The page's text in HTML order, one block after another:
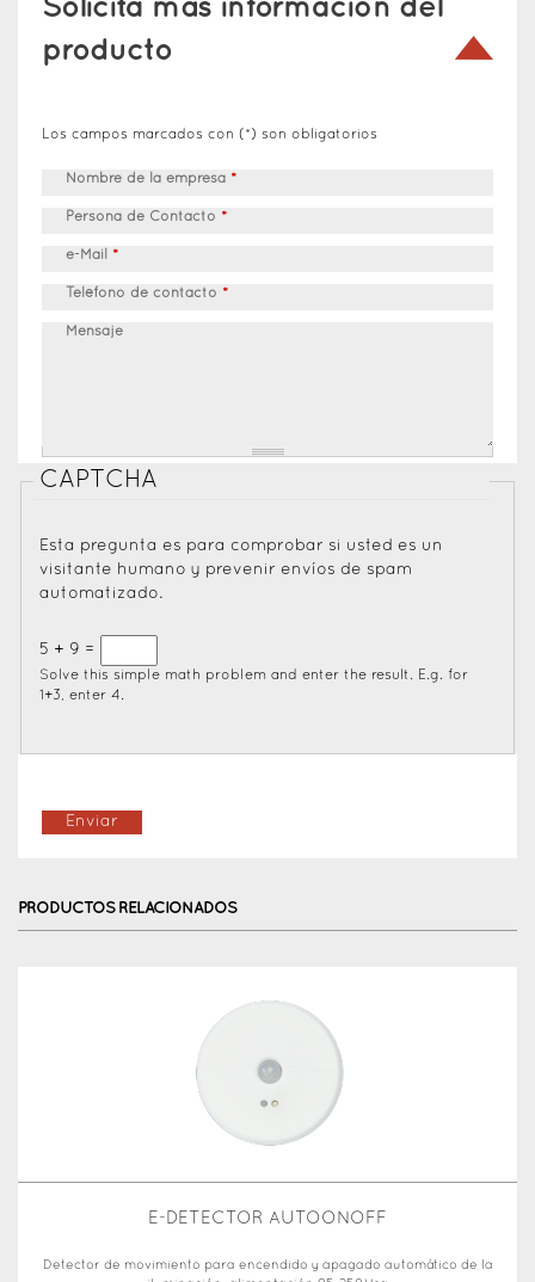
Solicita más información del
producto
Los campos marcados con (*) son obligatorios
Nombre de la empresa *
Persona de Contacto *
e-Mail *
Teléfono de contacto *
Mensaje
CAPTCHA
Esta pregunta es para comprobar si usted es un
visitante humano y prevenir envíos de spam
automatizado.
5 + 9 =
Solve this simple math problem and enter the result. E.g. for
1+3, enter 4.
PRODUCTOS RELACIONADOS
E-DETECTOR AUTOONOFF
Detector de movimiento para encendido y apagado automático de la